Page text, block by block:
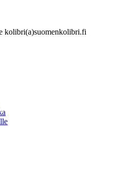
kolibri(a)suomenkolibri.fi